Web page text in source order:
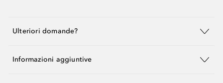
Ulteriori domande?
Informazioni aggiuntive